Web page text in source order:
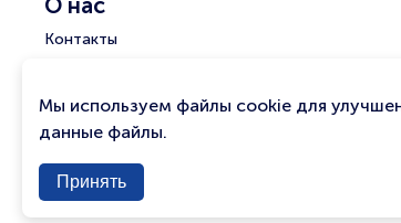
Контакты
Новости
История АТС
Часто задаваемые вопросы
Мы используем файлы cookie для
данные файлы.
Принять